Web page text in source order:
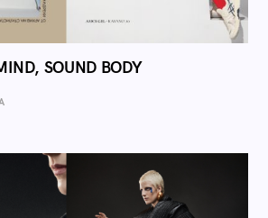
SOUND BODY